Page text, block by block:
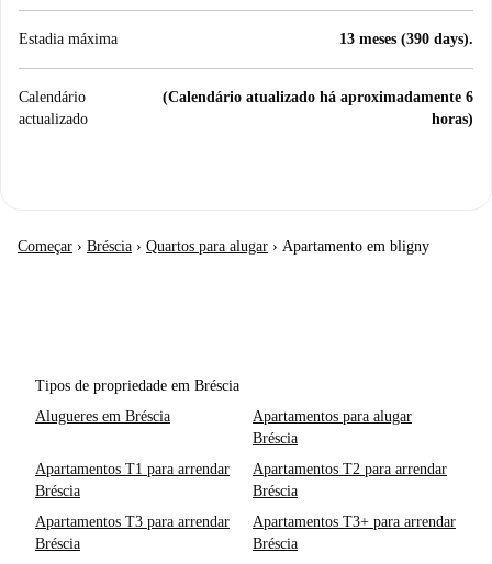
Estadia máxima 13 meses (390 days).
Calendário
actualizado
(Calendário atualizado há aproximadamente 6
horas)
Começar › Bréscia › Quartos para alugar › Apartamento em bligny
Tipos de propriedade em Bréscia
Alugueres em Bréscia
Apartamentos para alugar
Bréscia
Apartamentos T1 para arrendar
Bréscia
Apartamentos T2 para arrendar
Bréscia
Apartamentos T3 para arrendar
Bréscia
Apartamentos T3+ para arrendar
Bréscia